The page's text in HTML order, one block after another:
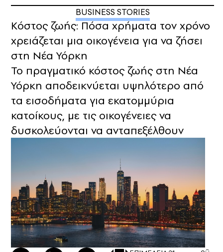
BUSINESS STORIES
Κόστος ζωής: Πόσα χρήματα τον χρόνο
χρειάζεται μια οικογένεια για να ζήσει
στη Νέα Υόρκη
Το πραγματικό κόστος ζωής στη Νέα
Υόρκη αποδεικνύεται υψηλότερο από
τα εισοδήματα για εκατομμύρια
κατοίκους, με τις οικογένειες να
δυσκολεύονται να ανταπεξέλθουν